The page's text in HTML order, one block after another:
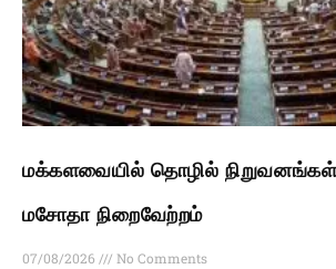
மக்களவையில் தொழில் நிறுவனங்கள்
மசோதா நிறைவேற்றம்
07/08/2026
No Comments